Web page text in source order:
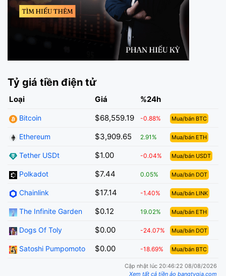
Tỷ giá tiền điện tử
Loại Giá %24h
Bitcoin $68,559.19 -0.88% Mua/bán BTC
Ethereum $3,909.65 2.91% Mua/bán ETH
Tether USDt $1.00 -0.04% Mua/bán USDT
Polkadot $7.44 0.05% Mua/bán DOT
Chainlink $17.14 -1.40% Mua/bán LINK
The Infinite Garden $0.12 19.02% Mua/bán ETH
Dogs Of Toly $0.00 -24.07% Mua/bán DOT
Satoshi Pumpomoto $0.00 -18.69% Mua/bán BTC
Cập nhật lúc 20:46:22 08/08/2026
Xem tất cả tiền ảo bangtygia.com